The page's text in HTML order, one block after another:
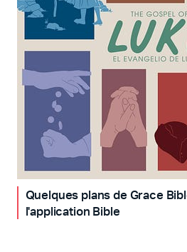
Quelques plans de Grace
l'application Bible